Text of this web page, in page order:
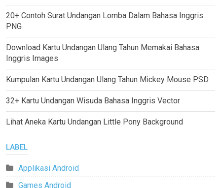
20+ Contoh Surat Undangan Lomba Dalam Bahasa Inggris
PNG
Download Kartu Undangan Ulang Tahun Memakai Bahasa
Inggris Images
Kumpulan Kartu Undangan Ulang Tahun Mickey Mouse PSD
32+ Kartu Undangan Wisuda Bahasa Inggris Vector
Lihat Aneka Kartu Undangan Little Pony Background
LABEL
Applikasi Android
Games Android